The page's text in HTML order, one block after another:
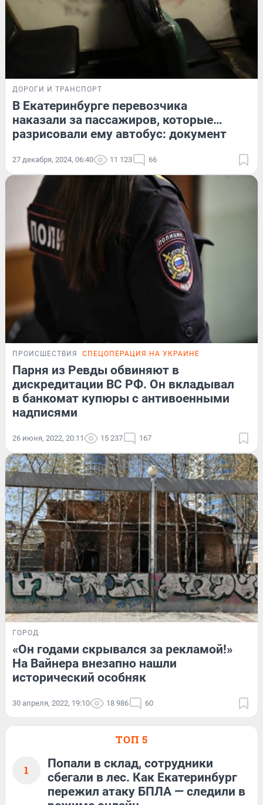
ДОРОГИ И ТРАНСПОРТ
В Екатеринбурге перевозчика
наказали за пассажиров, которые…
разрисовали ему автобус: документ
27 декабря, 2024, 06:40 11 123 66
ПРОИСШЕСТВИЯ СПЕЦОПЕРАЦИЯ НА УКРАИНЕ
Парня из Ревды обвиняют в
дискредитации ВС РФ. Он вкладывал
в банкомат купюры с антивоенными
надписями
26 июня, 2022, 20:11 15 237 167
ГОРОД
«Он годами скрывался за рекламой!»
На Вайнера внезапно нашли
исторический особняк
30 апреля, 2022, 19:10 18 986 60
ТОП 5
1
Попали в склад, сотрудники
сбегали в лес. Как Екатеринбург
пережил атаку БПЛА — следили в